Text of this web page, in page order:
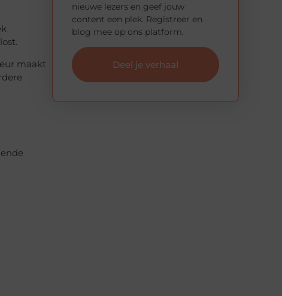
maakt
nieuwe lezers en geef jouw
content een plek. Registreer en
blog mee op ons platform.
Deel je verhaal